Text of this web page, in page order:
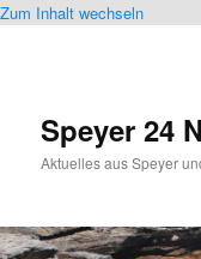
Zum Inhalt wechseln
Speyer 24
Aktuelles aus Speyer